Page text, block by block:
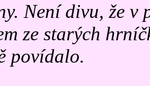
Není divu, že v
ze starých
povídalo.